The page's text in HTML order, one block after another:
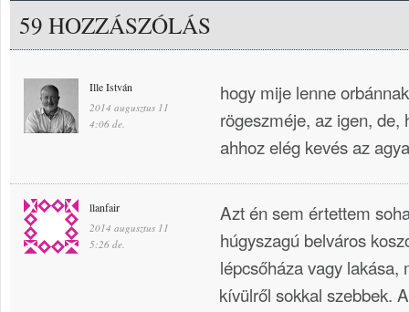
59 HOZZÁSZÓLÁS
Ille István
2014 augusztus 11
4:06 de.
hogy mije lenne
rögeszméje, az igen,
ahhoz elég kevés az
llanfair
2014 augusztus 11
5:26 de.
Azt én sem értettem
húgyszagú belváros
lépcsőháza vagy lakása,
kívülről sokkal szebbek.